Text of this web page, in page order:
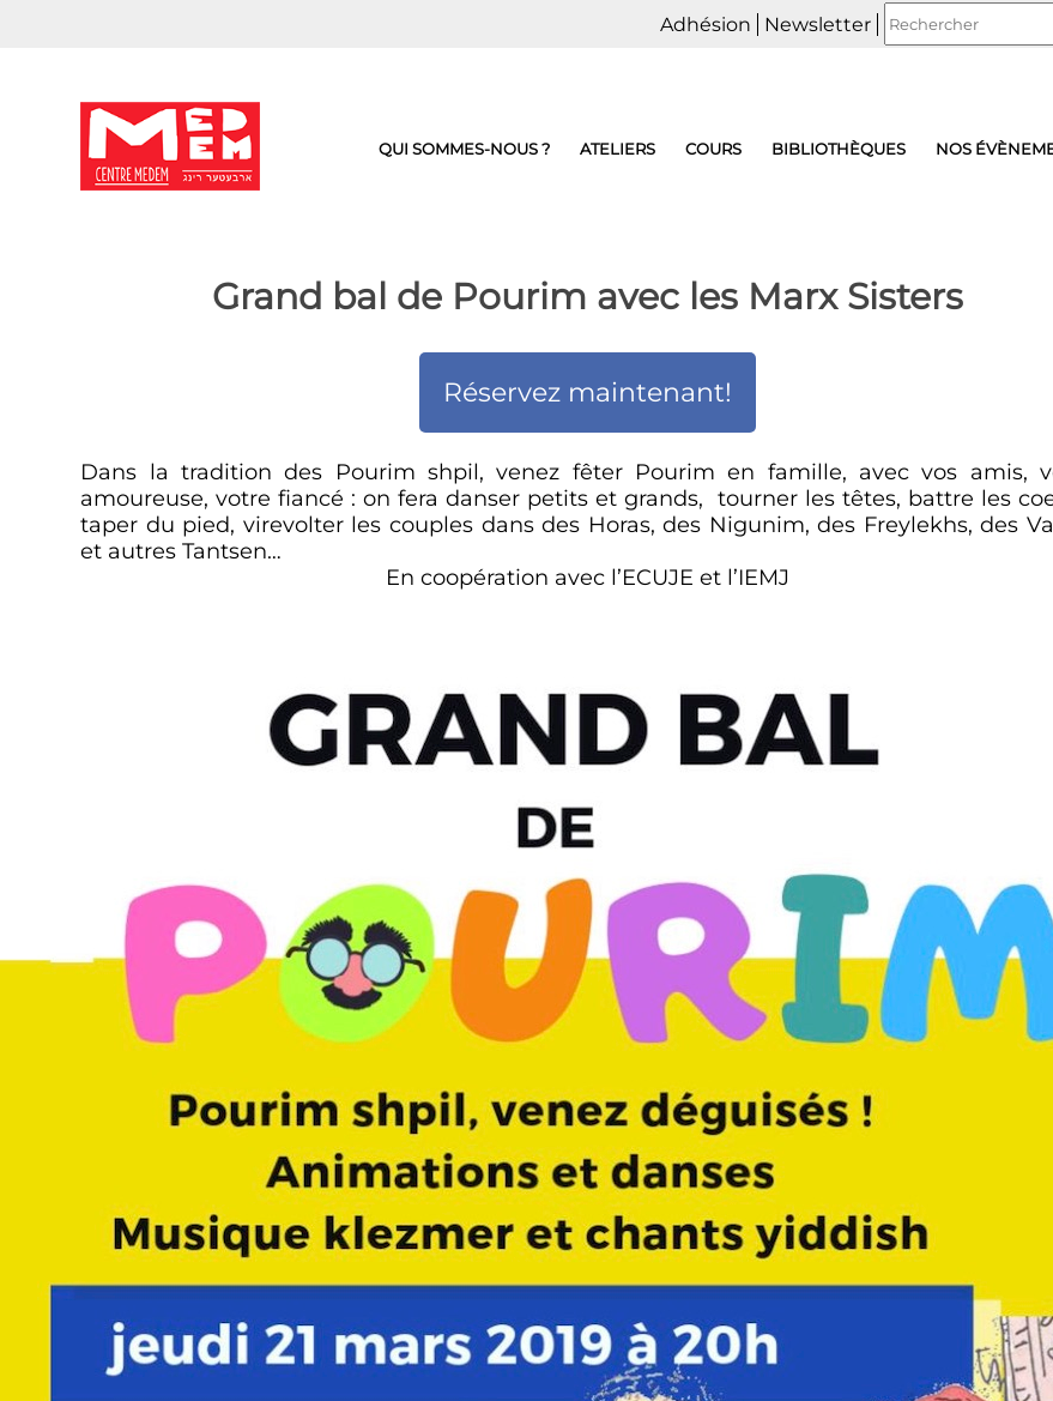
Adhésion Newsletter
QUI SOMMES-NOUS ? ATELIERS COURS BIBLIOTHÈQUES NOS
Grand bal de Pourim avec les Marx Sisters
Réservez maintenant!
Dans la tradition des Pourim shpil, venez fêter Pourim en famille, avec vos amis,
amoureuse, votre fiancé : on fera danser petits et grands, tourner les têtes, battre les
taper du pied, virevolter les couples dans des Horas, des Nigunim, des Freylekhs, des
et autres Tantsen…
En coopération avec l’ECUJE et l’IEMJ